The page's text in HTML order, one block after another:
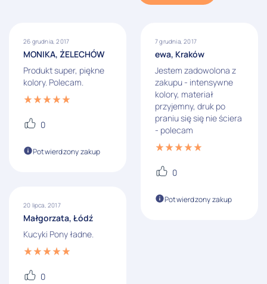
26 grudnia, 2017
MONIKA, ŻELECHÓW
Produkt super, piękne
kolory. Polecam.
0
Potwierdzony zakup
7 grudnia, 2017
ewa, Kraków
Jestem zadowolona z
zakupu - intensywne
kolory, materiał
przyjemny, druk po
praniu się się nie ściera
- polecam
0
Potwierdzony zakup
20 lipca, 2017
Małgorzata, Łódź
Kucyki Pony ładne.
0